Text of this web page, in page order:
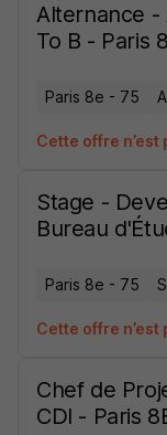
Alternance -
To B - Paris
Paris 8e - 75
Cette offre
Stage -
Bureau
Paris 8e - 75
Cette offre
Chef de
CDI - Paris